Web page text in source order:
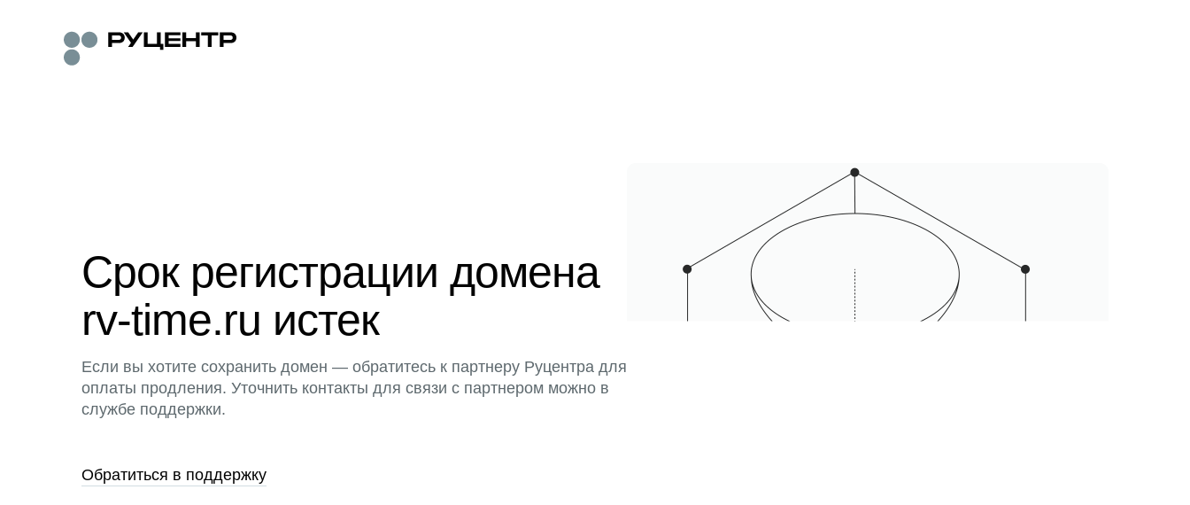
Срок регистрации домена
rv-time.ru истек
Если вы хотите сохранить домен — обратитесь к партнеру Руцентра для
оплаты продления. Уточнить контакты для связи с партнером можно в
службе поддержки.
Обратиться в поддержку